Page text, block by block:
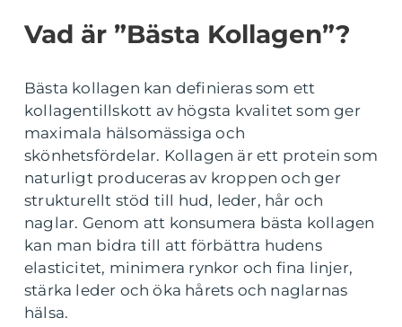
Vad är ”Bästa Kollagen”?
Bästa kollagen kan definieras som ett
kollagentillskott av högsta kvalitet som ger
maximala hälsomässiga och
skönhetsfördelar. Kollagen är ett protein som
naturligt produceras av kroppen och ger
strukturellt stöd till hud, leder, hår och
naglar. Genom att konsumera bästa kollagen
kan man bidra till att förbättra hudens
elasticitet, minimera rynkor och fina linjer,
stärka leder och öka hårets och naglarnas
hälsa.